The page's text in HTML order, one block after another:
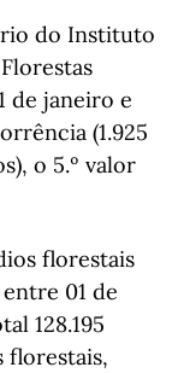
do Instituto
de janeiro e
(1.925
o 5.º valor
florestais
01 de
128.195
florestais,